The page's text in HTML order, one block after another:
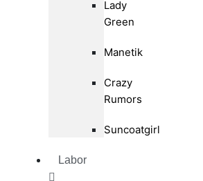
Lady
Green
Manetik
Crazy
Rumors
Suncoatgirl
Labor